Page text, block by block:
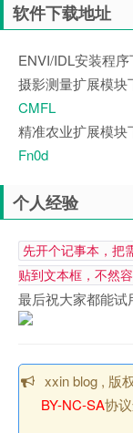
软件下载地址
ENVI/IDL安装程序
摄影测量扩展模块
CMFL
精准农业扩展模块
Fn0d
个人经验
先开个记事本，把
贴到文本框，不然
最后祝大家都能试
xxin blog , 版
BY-NC-SA协